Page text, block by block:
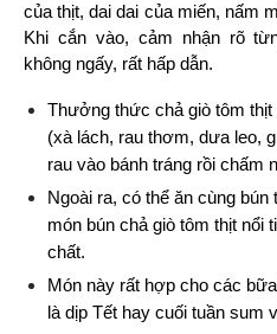
của thịt, dai dai của miến, nấm
Khi cắn vào, cảm nhận rõ
không ngấy, rất hấp dẫn.
Thưởng thức chả giò tôm thịt
(xà lách, rau thơm, dưa leo,
rau vào bánh tráng rồi chấm
Ngoài ra, có thể ăn cùng
món bún chả giò tôm thịt nổi
chất.
Món này rất hợp cho các
là dịp Tết hay cuối tuần sum